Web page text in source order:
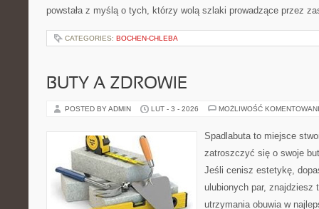
powstała z myślą o tych, którzy wolą szlaki prowadzące przez
CATEGORIES: BOCHEN-CHLEBA
BUTY A ZDROWIE
POSTED BY ADMIN LUT - 3 - 2026 MOŻLIWOŚĆ
Spadlabuta to miejsce
zatroszczyć się o swoje
Jeśli cenisz estetykę,
ulubionych par, znajdziesz
utrzymania obuwia w